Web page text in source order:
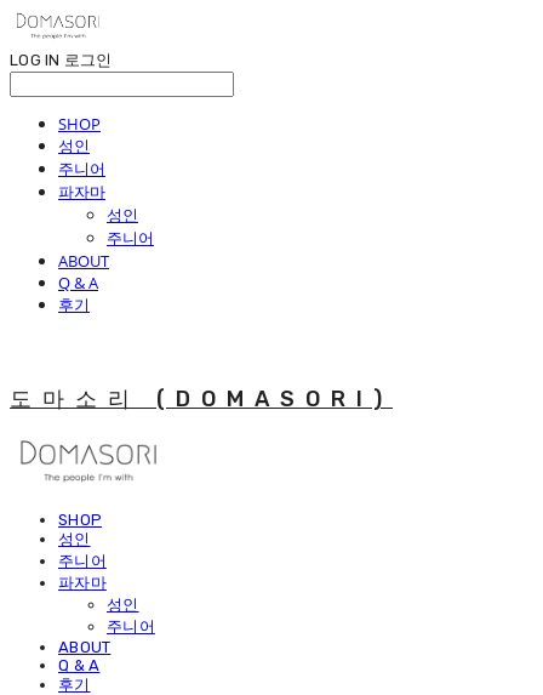
LOG IN 로그인
SHOP
성인
주니어
파자마
성인
주니어
ABOUT
Q & A
후기
도마소리 (DOMASORI)
SHOP
성인
주니어
파자마
성인
주니어
ABOUT
Q & A
후기